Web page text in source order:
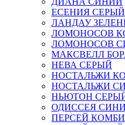
ЕСЕНИЯ СЕРЫЙ
ЛАНДАУ
ЛОМОНОСОВ
ЛОМОНОСОВ
МАКСВЕЛЛ
НЕВА СЕРЫЙ
НОСТАЛЬЖИ
НОСТАЛЬЖИ
НЬЮТОН
ОДИССЕЯ
ПЕРСЕЙ